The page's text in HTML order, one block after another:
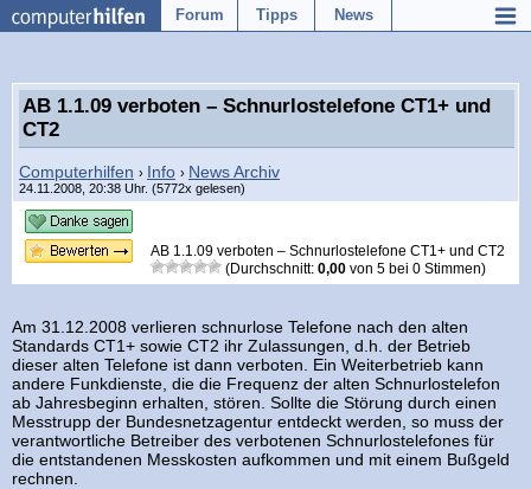
Forum Tipps News
AB 1.1.09 verboten – Schnurlostelefone CT1+ und
CT2
Computerhilfen › Info › News Archiv
24.11.2008, 20:38 Uhr. (5772x gelesen)
AB 1.1.09 verboten – Schnurlostelefone CT1+ und CT2
(Durchschnitt: 0,00 von 5 bei 0 Stimmen)
Am 31.12.2008 verlieren schnurlose Telefone nach den alten
Standards CT1+ sowie CT2 ihr Zulassungen, d.h. der Betrieb
dieser alten Telefone ist dann verboten. Ein Weiterbetrieb kann
andere Funkdienste, die die Frequenz der alten Schnurlostelefon
ab Jahresbeginn erhalten, stören. Sollte die Störung durch einen
Messtrupp der Bundesnetzagentur entdeckt werden, so muss der
verantwortliche Betreiber des verbotenen Schnurlostelefones für
die entstandenen Messkosten aufkommen und mit einem Bußgeld
rechnen.